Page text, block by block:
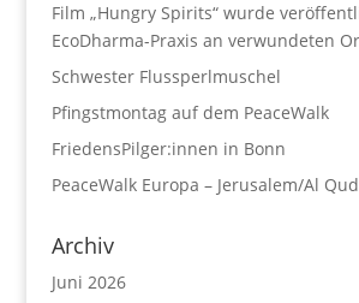
Film „Hungry Spirits“ wurde
EcoDharma-Praxis an verwundeten
Schwester Flussperlmuschel
Pfingstmontag auf dem PeaceWalk
FriedensPilger:innen in Bonn
PeaceWalk Europa – Jerusalem/Al
Archiv
Juni 2026